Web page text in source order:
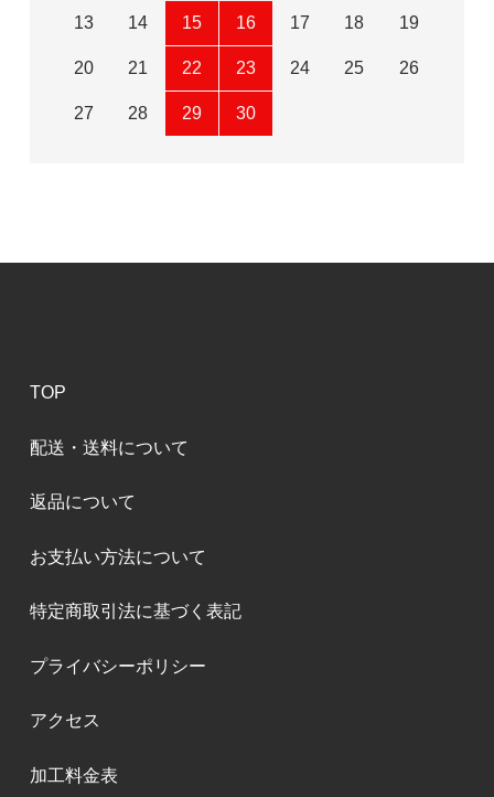
13 14 15 16 17 18 19
20 21 22 23 24 25 26
27 28 29 30
TOP
配送・送料について
返品について
お支払い方法について
特定商取引法に基づく表記
プライバシーポリシー
アクセス
加工料金表